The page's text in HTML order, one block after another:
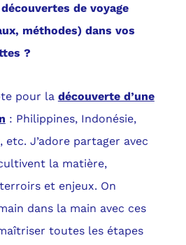
de voyage
méthodes) dans vos
?
pour la découverte d’une
: Philippines, Indonésie,
etc. J’adore partager avec
la matière,
et enjeux. On
dans la main avec ces
toutes les étapes